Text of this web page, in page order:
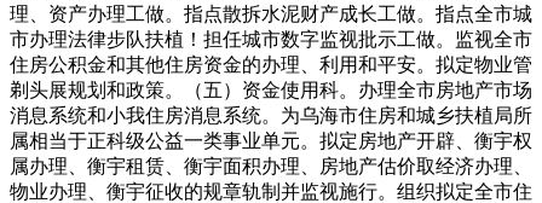
理、资产办理工做。指点散拆水泥财产成长工做。指点全市城
市办理法律步队扶植！担任城市数字监视批示工做。监视全市
住房公积金和其他住房资金的办理、利用和平安。拟定物业管
剃头展规划和政策。（五）资金使用科。办理全市房地产市场
消息系统和小我住房消息系统。为乌海市住房和城乡扶植局所
属相当于正科级公益一类事业单元。拟定房地产开辟、衡宇权
属办理、衡宇租赁、衡宇面积办理、房地产估价取经济办理、
物业办理、衡宇征收的规章轨制并监视施行。组织拟定全市住